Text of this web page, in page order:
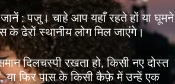
: पजु। चाहे आप यहाँ रहते हों या घूमने
ढेरों स्थानीय लोग मिल जाएंगे।
दिलचस्पी रखता हो, किसी नए दोस्त
या फिर पास के किसी कैफ़े में उन्हें एक